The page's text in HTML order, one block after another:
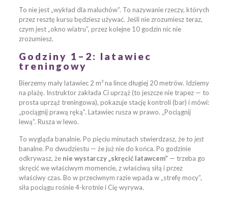
To nie jest „wykład dla maluchów”. To nazywanie rzeczy, których
przez resztę kursu będziesz używać. Jeśli nie zrozumiesz teraz,
czym jest „okno wiatru”, przez kolejne 10 godzin nic nie
zrozumiesz.
Godziny 1–2: latawiec
treningowy
Bierzemy mały latawiec 2 m² na lince długiej 20 metrów. Idziemy
na plażę. Instruktor zakłada Ci uprząż (to jeszcze nie trapez — to
prosta uprząż treningowa), pokazuje stację kontroli (bar) i mówi:
„pociągnij prawą ręką”. Latawiec rusza w prawo. „Pociągnij
lewą”. Rusza w lewo.
To wygląda banalnie. Po pięciu minutach stwierdzasz, że to jest
banalne. Po dwudziestu — że już nie do końca. Po godzinie
odkrywasz, że nie wystarczy „skręcić latawcem” — trzeba go
skręcić we właściwym momencie, z właściwą siłą i przez
właściwy czas. Bo w przeciwnym razie wpada w „strefę mocy”,
siła pociągu rośnie 4-krotnie i Cię wyrywa.